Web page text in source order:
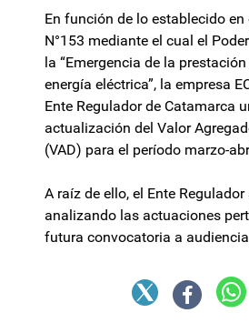
En función de lo establecido en
N°153 mediante el cual el
la “Emergencia de la
energía eléctrica”, la empresa
Ente Regulador de Catamarca
actualización del Valor
(VAD) para el período marzo-
A raíz de ello, el Ente
analizando las actuaciones
futura convocatoria a